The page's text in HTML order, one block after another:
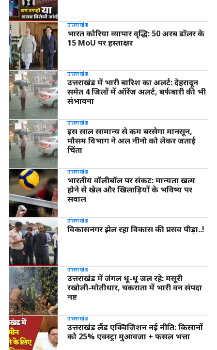
उत्तराखंड
भारत कोरिया व्यापार वृद्धि: 50 अरब डॉलर के
15 MoU पर हस्ताक्षर
उत्तराखंड
उत्तराखंड में भारी बारिश का अलर्ट: देहरादून
समेत 4 जिलों में ऑरेंज अलर्ट, बर्फबारी की भी
संभावना
उत्तराखंड
इस साल सामान्य से कम बरसेगा मानसून,
मौसम विभाग ने अल नीनो को लेकर जताई
चिंता
उत्तराखंड
भारतीय वॉलीबॉल पर संकट: मान्यता खत्म
होने से खेल और खिलाड़ियों के भविष्य पर
सवाल
उत्तराखंड
विकासनगर झेल रहा विकास की प्रसव पीड़ा..!
उत्तराखंड
उत्तराखंड में जंगल धू-धू जल रहे: मसूरी
रखोली-मोतीधार, चकराता में भारी वन संपदा
नष्ट
उत्तराखंड
उत्तराखंड लैंड एक्विजिशन नई नीति: किसानों
को 25% एक्स्ट्रा मुआवजा + फसल भत्ता